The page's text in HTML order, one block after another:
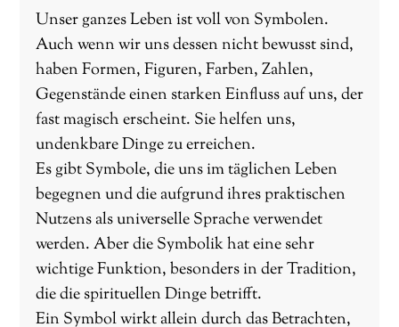
Unser ganzes Leben ist voll von Symbolen.
Auch wenn wir uns dessen nicht bewusst sind,
haben Formen, Figuren, Farben, Zahlen,
Gegenstände einen starken Einfluss auf uns, der
fast magisch erscheint. Sie helfen uns,
undenkbare Dinge zu erreichen.
Es gibt Symbole, die uns im täglichen Leben
begegnen und die aufgrund ihres praktischen
Nutzens als universelle Sprache verwendet
werden. Aber die Symbolik hat eine sehr
wichtige Funktion, besonders in der Tradition,
die die spirituellen Dinge betrifft.
Ein Symbol wirkt allein durch das Betrachten,